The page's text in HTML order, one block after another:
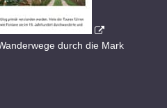
durch die Mark